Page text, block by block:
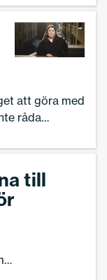
och
har tagit
vidare i
att göra med
råda
rektor
till